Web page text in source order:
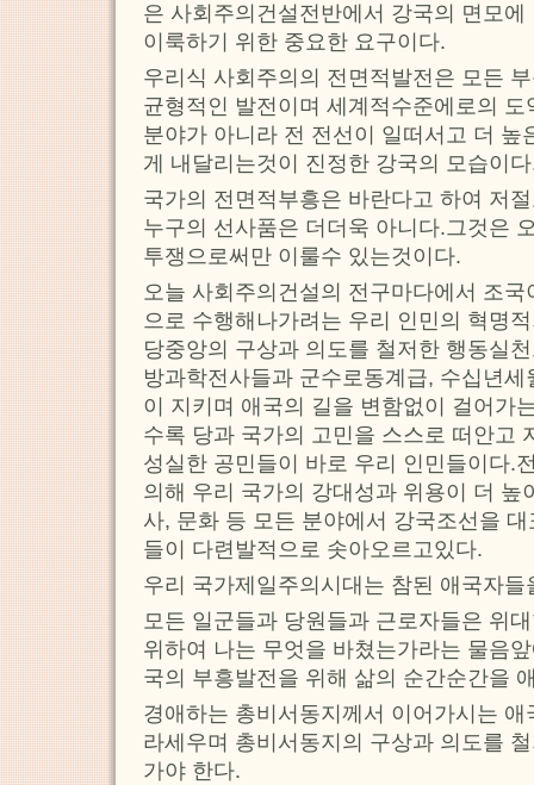
은 사회주의건설전반에서 강국의 면모
이룩하기 위한 중요한 요구이다.
우리식 사회주의의 전면적발전은 모든
균형적인 발전이며 세계적수준에로의
분야가 아니라 전 전선이 일떠서고 더 높
게 내달리는것이 진정한 강국의 모습이
국가의 전면적부흥은 바란다고 하여 저
누구의 선사품은 더더욱 아니다.그것은
투쟁으로써만 이룰수 있는것이다.
오늘 사회주의건설의 전구마다에서 조
으로 수행해나가려는 우리 인민의 혁명
당중앙의 구상과 의도를 철저한 행동실
방과학전사들과 군수로동계급, 수십년
이 지키며 애국의 길을 변함없이 걸어가
수록 당과 국가의 고민을 스스로 떠안고
성실한 공민들이 바로 우리 인민들이다.
의해 우리 국가의 강대성과 위용이 더 높
사, 문화 등 모든 분야에서 강국조선을
들이 다련발적으로 솟아오르고있다.
우리 국가제일주의시대는 참된 애국자들
모든 일군들과 당원들과 근로자들은 위
위하여 나는 무엇을 바쳤는가라는 물음
국의 부흥발전을 위해 삶의 순간순간을
경애하는 총비서동지께서 이어가시는
라세우며 총비서동지의 구상과 의도를
가야 한다.